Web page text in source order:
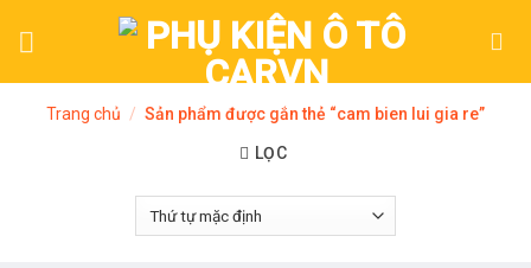
Trang chủ / Sản phẩm được gắn thẻ “cam bien lui gia re”
LỌC